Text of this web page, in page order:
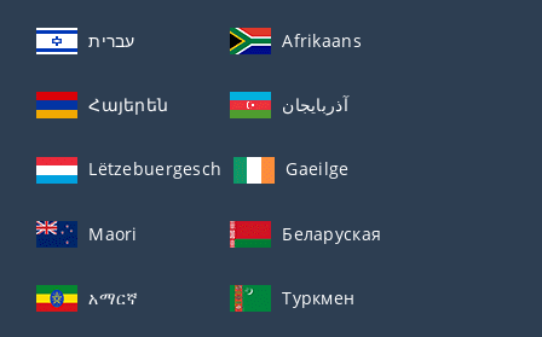
עברית Afrikaans
Հայերեն آذربايجان
Lëtzebuergesch Gaeilge
Maori Беларуская
አማርኛ Туркмен